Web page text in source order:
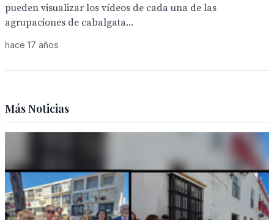
pueden visualizar los vídeos de cada una de las
agrupaciones de cabalgata...
hace 17 años
Más Noticias